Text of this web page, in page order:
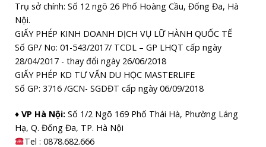
Trụ sở chính: Số 12 ngõ 26 Phố Hoàng Cầu, Đống Đa, Hà
Nội.
GIẤY PHÉP KINH DOANH DỊCH VỤ LỮ HÀNH QUỐC TẾ
Số GP/ No: 01-543/2017/ TCDL – GP LHQT cấp ngày
28/04/2017 - thay đổi ngày 26/06/2018
GIẤY PHÉP KD TƯ VẤN DU HỌC MASTERLIFE
Số GP: 3716 /GCN- SGDĐT cấp ngày 06/09/2018
♦ VP Hà Nội: Số 1/2 Ngõ 169 Phố Thái Hà, Phường Láng
Hạ, Q. Đống Đa, TP. Hà Nội
Tel :0878.682.666